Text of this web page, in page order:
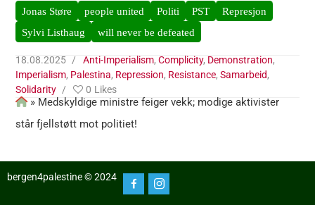
Jonas Støre people united Politi PST
Represjon
Sylvi Listhaug
will never be defeated
18.08.2025 Anti-Imperialism, Complicity, Demonstration,
Imperialism, Palestina, Repression, Resistance,Samarbeid,
Solidarity
0 Likes
» Medskyldige ministre feiger vekk; modige aktivister
står fjellstøtt mot politiet!
bergen4palestine © 2024